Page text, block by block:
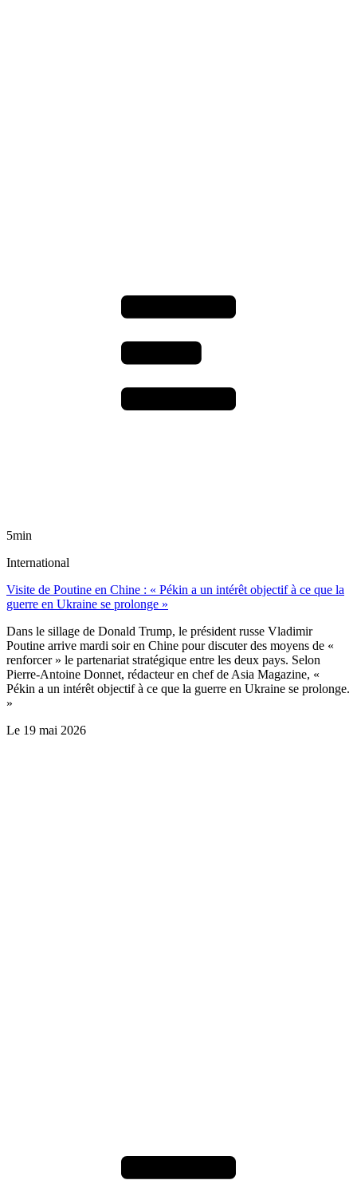
5min
International
Visite de Poutine en Chine : « Pékin a un intérêt objectif à ce que la
guerre en Ukraine se prolonge »
Dans le sillage de Donald Trump, le président russe Vladimir
Poutine arrive mardi soir en Chine pour discuter des moyens de «
renforcer » le partenariat stratégique entre les deux pays. Selon
Pierre-Antoine Donnet, rédacteur en chef de Asia Magazine, «
Pékin a un intérêt objectif à ce que la guerre en Ukraine se prolonge.
»
Le 19 mai 2026